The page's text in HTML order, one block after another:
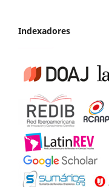
Indexadores